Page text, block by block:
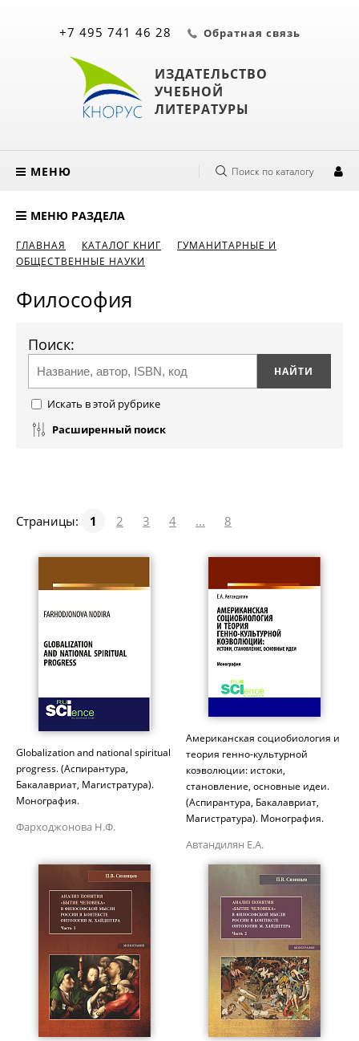
ИЗДАТЕЛЬСТВО
УЧЕБНОЙ
ЛИТЕРАТУРЫ
+7 495 741 46 28 Обратная связь
МЕНЮ Поиск по каталогу
МЕНЮ РАЗДЕЛА
ГЛАВНАЯ КАТАЛОГ КНИГ
ГУМАНИТАРНЫЕ И
ОБЩЕСТВЕННЫЕ НАУКИ
Философия
Поиск:
Искать в этой рубрике
Расширенный поиск
Страницы: 1 2 3 4 ... 8
Globalization and national spiritual
progress. (Аспирантура,
Бакалавриат, Магистратура).
Монография.
Фарходжонова Н.Ф.
Американская социобиология и
теория генно-культурной
коэволюции: истоки,
становление, основные идеи.
(Аспирантура, Бакалавриат,
Магистратура). Монография.
Автандилян Е.А.